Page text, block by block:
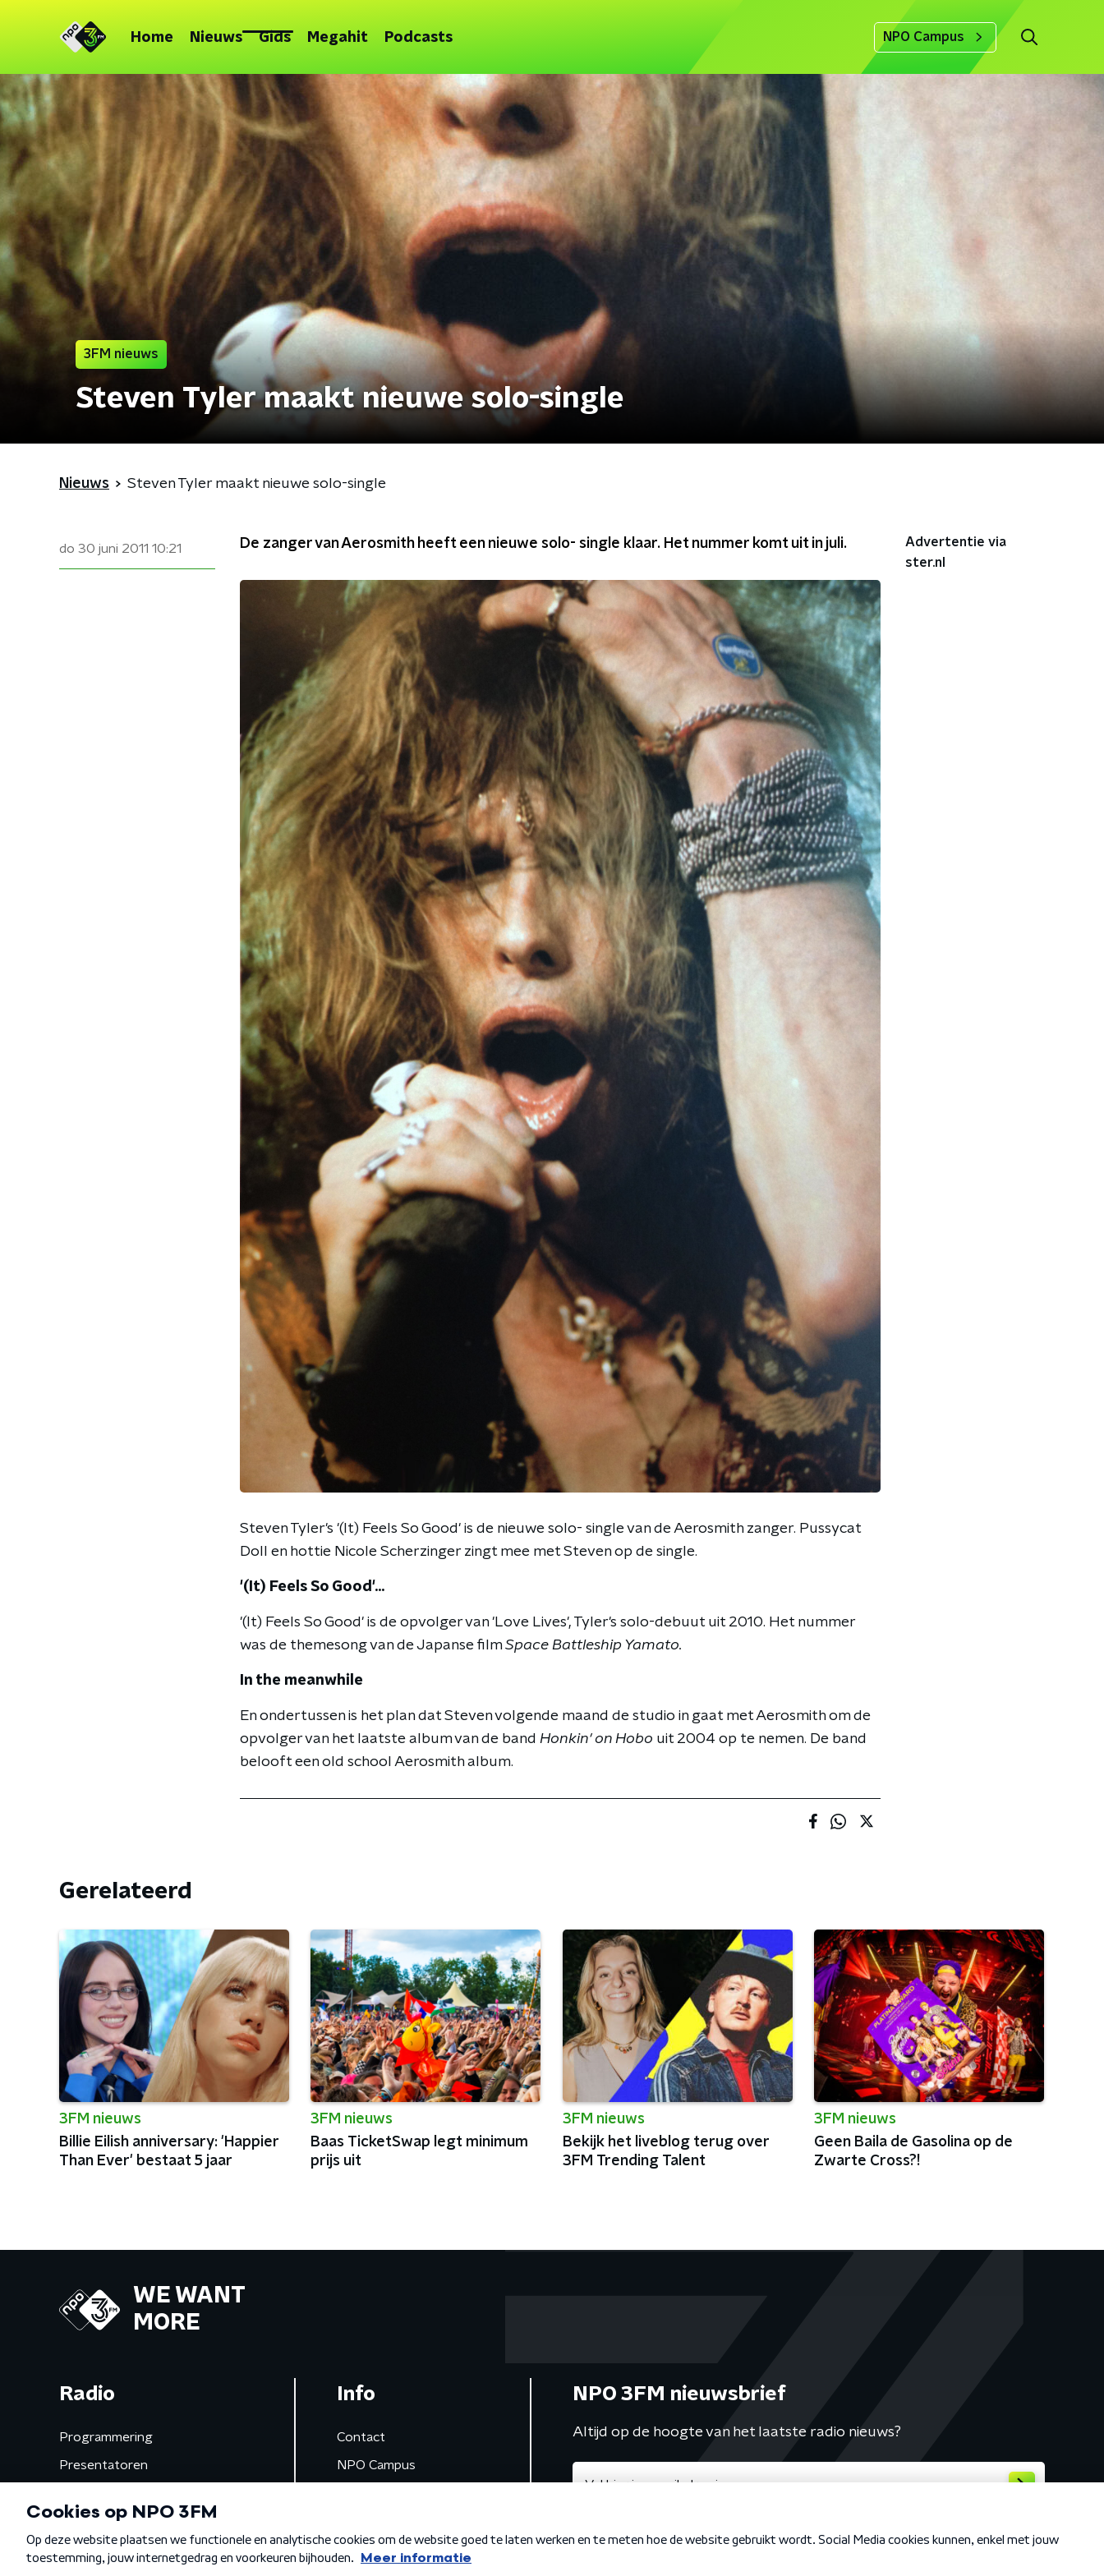
Home Nieuws Gids Megahit Podcasts NPO Campus
3FM nieuws
Steven Tyler maakt nieuwe solo-single
Nieuws Steven Tyler maakt nieuwe solo-single
do 30 juni 2011 10:21 De zanger van Aerosmith heeft een nieuwe solo- single klaar. Het nummer komt uit in juli.
Steven Tyler's '(It) Feels So Good' is de nieuwe solo- single van de Aerosmith zanger. Pussycat
Doll en hottie Nicole Scherzinger zingt mee met Steven op de single.
'(It) Feels So Good'...
'(It) Feels So Good' is de opvolger van 'Love Lives', Tyler's solo-debuut uit 2010. Het nummer
was de themesong van de Japanse film Space Battleship Yamato.
In the meanwhile
En ondertussen is het plan dat Steven volgende maand de studio in gaat met Aerosmith om de
opvolger van het laatste album van de band Honkin' on Hobo uit 2004 op te nemen. De band
belooft een old school Aerosmith album.
Advertentie via
ster.nl
Gerelateerd
3FM nieuws
Billie Eilish anniversary: 'Happier
Than Ever' bestaat 5 jaar
3FM nieuws
Baas TicketSwap legt minimum
prijs uit
3FM nieuws
Bekijk het liveblog terug over
3FM Trending Talent
3FM nieuws
Geen Baila de Gasolina op de
Zwarte Cross?!
WE WANT
MORE
Radio
Programmering
Presentatoren
Gemist
Info
Contact
NPO Campus
NPO 3FM nieuwsbrief
Altijd op de hoogte van het laatste radio nieuws?
Algemene voorwaarden Privacybeleid